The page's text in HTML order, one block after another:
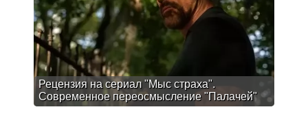
Рецензия на сериал "Мыс страха".
Современное переосмысление "Палачей"